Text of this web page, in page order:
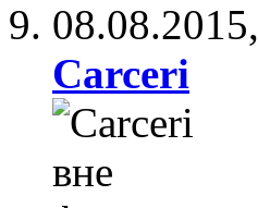
08.08.2015,
Carceri